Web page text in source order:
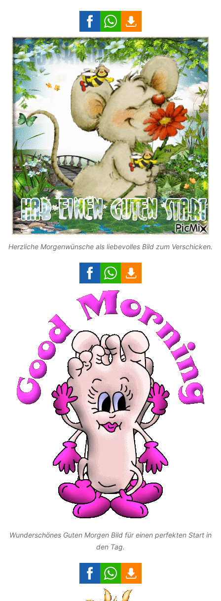
Herzliche Morgenwünsche als liebevolles Bild zum Verschicken.
Wunderschönes Guten Morgen Bild für einen perfekten Start in
den Tag.